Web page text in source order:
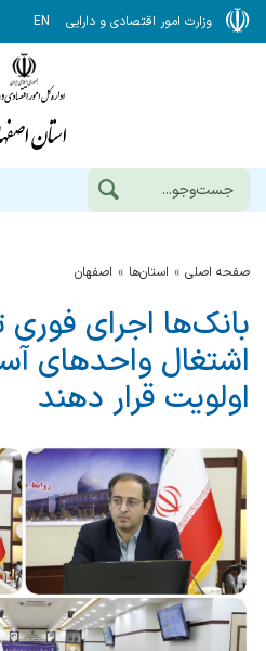
وزارت امور اقتصادی و دارایی EN
صفحه اصلی استان‌ها اصفهان
بانک‌ها اجرای
اشتغال واحدهای
اولویت قرار دهند